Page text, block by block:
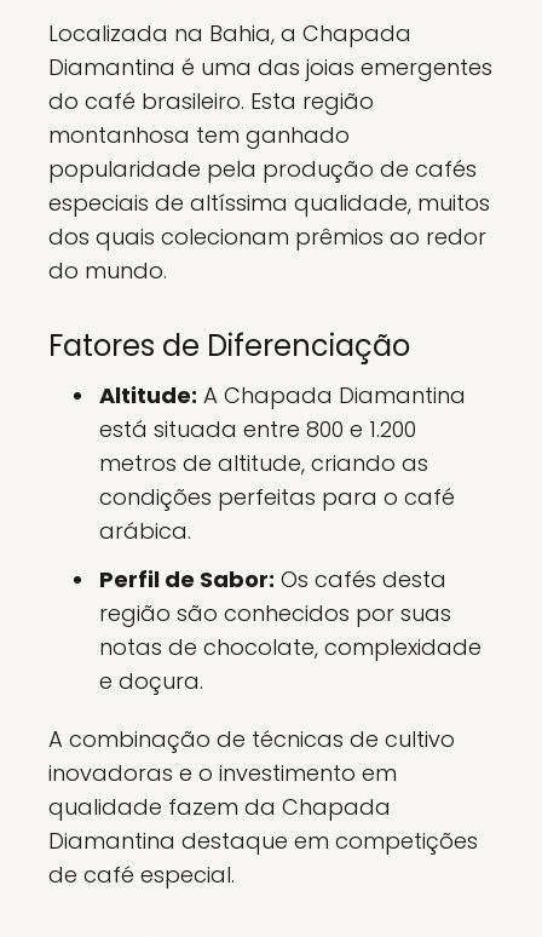
Localizada na Bahia, a Chapada
Diamantina é uma das joias emergentes
do café brasileiro. Esta região
montanhosa tem ganhado
popularidade pela produção de cafés
especiais de altíssima qualidade, muitos
dos quais colecionam prêmios ao redor
do mundo.
Fatores de Diferenciação
Altitude: A Chapada Diamantina
está situada entre 800 e 1.200
metros de altitude, criando as
condições perfeitas para o café
arábica.
Perfil de Sabor: Os cafés desta
região são conhecidos por suas
notas de chocolate, complexidade
e doçura.
A combinação de técnicas de cultivo
inovadoras e o investimento em
qualidade fazem da Chapada
Diamantina destaque em competições
de café especial.